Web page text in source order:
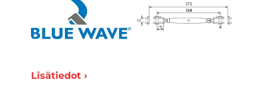
Lisätiedot ›